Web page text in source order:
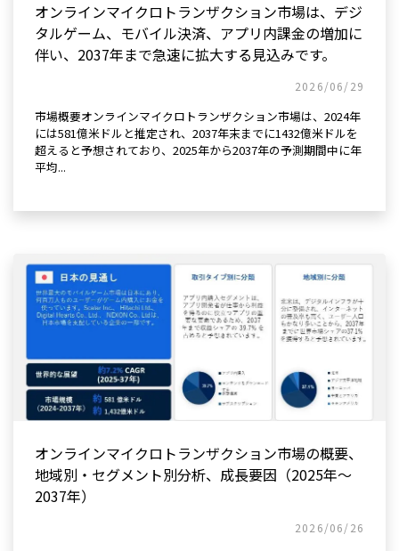
オンラインマイクロトランザクション市場は、デジ
タルゲーム、モバイル決済、アプリ内課金の増加に
伴い、2037年まで急速に拡大する見込みです。
2026/06/29
市場概要オンラインマイクロトランザクション市場は、2024年
には581億米ドルと推定され、2037年末までに1432億米ドルを
超えると予想されており、2025年から2037年の予測期間中に年
平均...
オンラインマイクロトランザクション市場の概要、
地域別・セグメント別分析、成長要因（2025年～
2037年）
2026/06/26